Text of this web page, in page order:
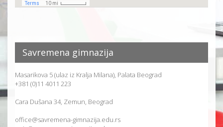
Savremena gimnazija
Masarikova 5 (ulaz iz Kralja Milana), Palata Beograd
+381 (0)11 4011 223
Cara Dušana 34, Zemun, Beograd
office@savremena-gimnazija.edu.rs